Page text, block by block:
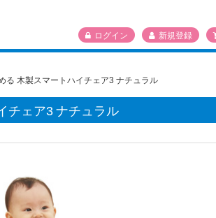
ログイン 新規登録
る 木製スマートハイチェア3 ナチュラル
チェア3 ナチュラル